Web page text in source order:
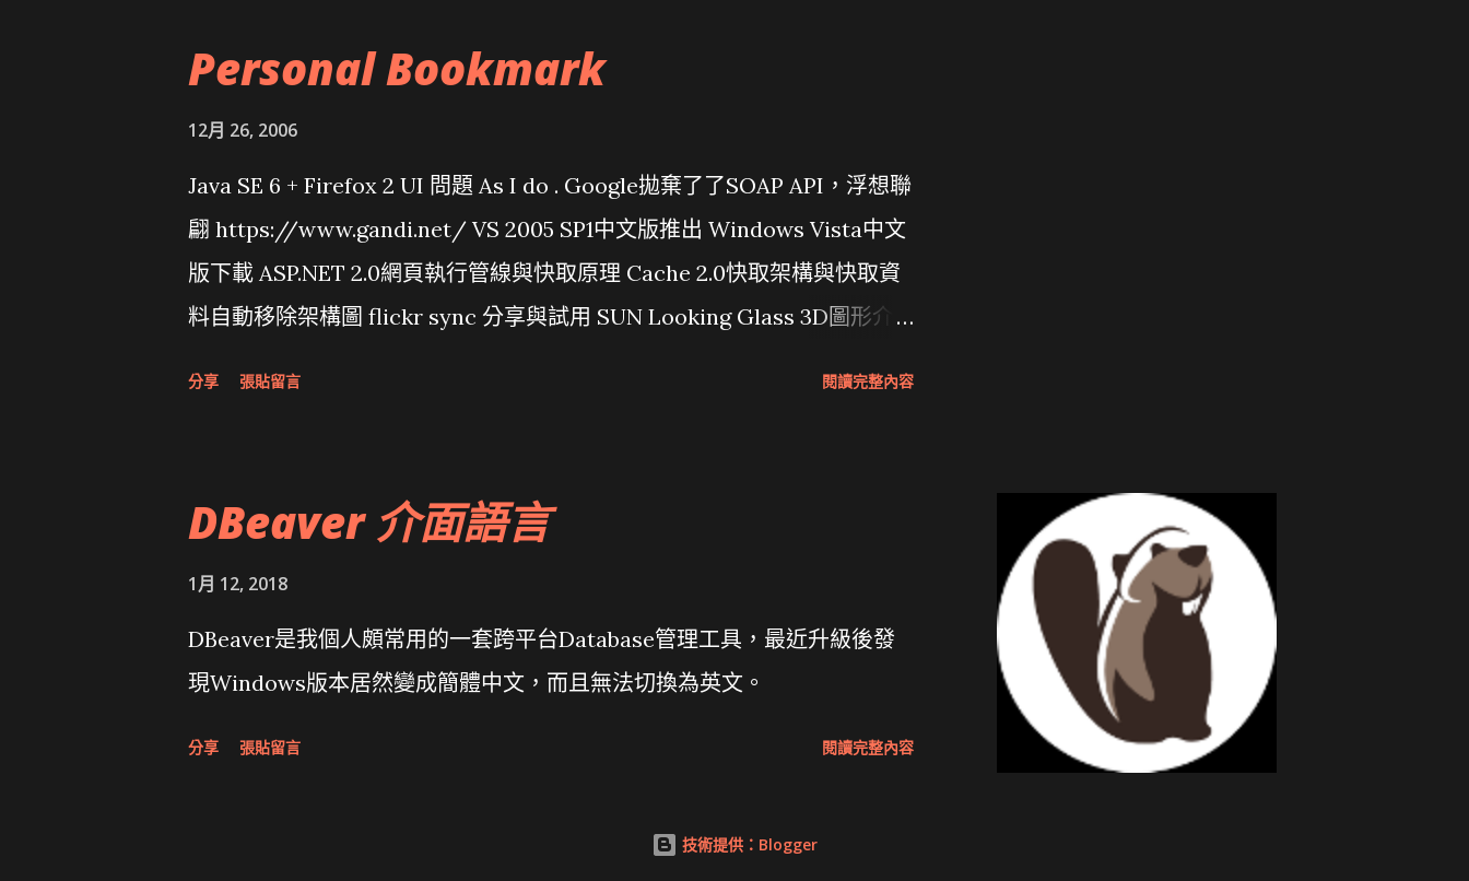
Personal Bookmark
12月 26, 2006
Java SE 6 + Firefox 2 UI 問題 As I do . Google拋棄了了SOAP API，浮想聯
翩 https://www.gandi.net/ VS 2005 SP1中文版推出 Windows Vista中文
版下載 ASP.NET 2.0網頁執行管線與快取原理 Cache 2.0快取架構與快取資
料自動移除架構圖 flickr sync 分享與試用 SUN Looking Glass 3D圖形介
分享 張貼留言 閱讀完整內容
DBeaver 介面語言
1月 12, 2018
DBeaver是我個人頗常用的一套跨平台Database管理工具，最近升級後發
現Windows版本居然變成簡體中文，而且無法切換為英文。
分享 張貼留言 閱讀完整內容
技術提供：Blogger